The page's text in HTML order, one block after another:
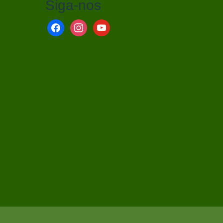
Siga-nos
facebookinstagram
youtube